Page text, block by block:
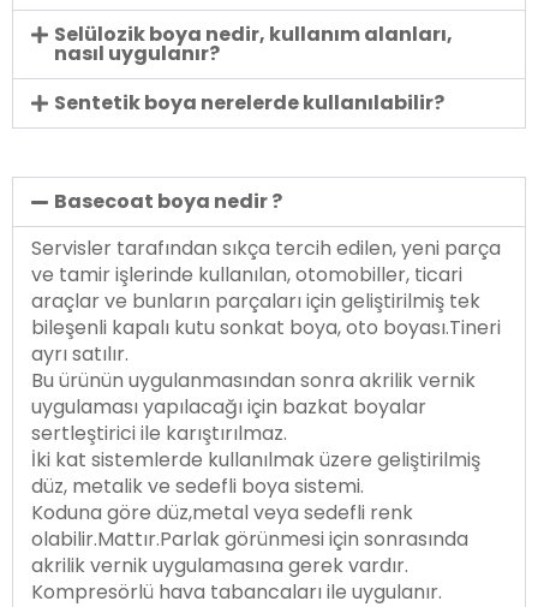
Selülozik boya nedir, kullanım alanları,
nasıl uygulanır?
Sentetik boya nerelerde kullanılabilir?
Basecoat boya nedir ?
Servisler tarafından sıkça tercih edilen, yeni parça
ve tamir işlerinde kullanılan, otomobiller, ticari
araçlar ve bunların parçaları için geliştirilmiş tek
bileşenli kapalı kutu sonkat boya, oto boyası.Tineri
ayrı satılır.
Bu ürünün uygulanmasından sonra akrilik vernik
uygulaması yapılacağı için bazkat boyalar
sertleştirici ile karıştırılmaz.
İki kat sistemlerde kullanılmak üzere geliştirilmiş
düz, metalik ve sedefli boya sistemi.
Koduna göre düz,metal veya sedefli renk
olabilir.Mattır.Parlak görünmesi için sonrasında
akrilik vernik uygulamasına gerek vardır.
Kompresörlü hava tabancaları ile uygulanır.